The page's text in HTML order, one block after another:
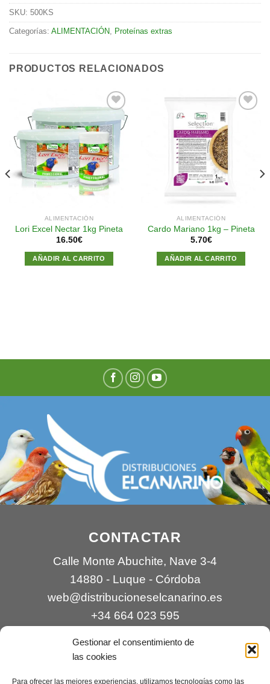
Gestionar el consentimiento de
las cookies
Para ofrecer las mejores experiencias, utilizamos tecnologías como las
SKU: 500KS
Categorías: ALIMENTACIÓN Proteínas extras
PRODUCTOS RELACIONADOS
Añadir
a la
lista de
deseos
ALIMENTACIÓN
Lori Excel Nectar 1kg Pineta
16.50€
AÑADIR AL CARRITO
ALIMENTACIÓN
Cardo Mariano 1kg – Pineta
5.70€
AÑADIR AL CARRITO
CONTACTAR
Calle Monte Abuchite, Nave 3-4
14880 - Luque - Córdoba
web@distribucioneselcanarino.es
+34 664 023 595